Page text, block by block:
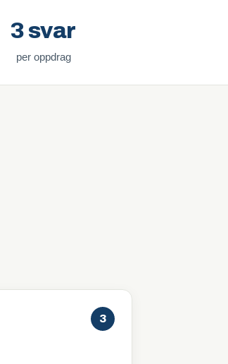
3 svar
per oppdrag
3